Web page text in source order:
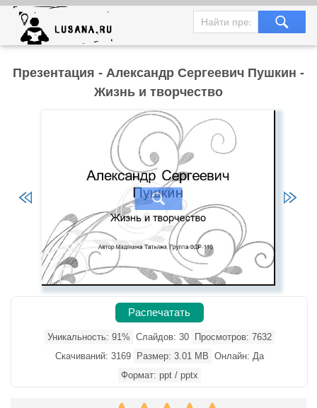
Презентация - Александр Сергеевич Пушкин -
Жизнь и творчество
Распечатать
Уникальность: 91% Слайдов: 30
Просмотров: 7632
Скачиваний: 3169
Размер: 3.01 MB Онлайн: Да
Формат: ppt / pptx